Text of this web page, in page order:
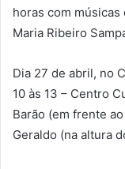
horas com músicas
Maria Ribeiro
Dia 27 de abril, no
10 às 13 – Centro
Barão (em frente
Geraldo (na altura